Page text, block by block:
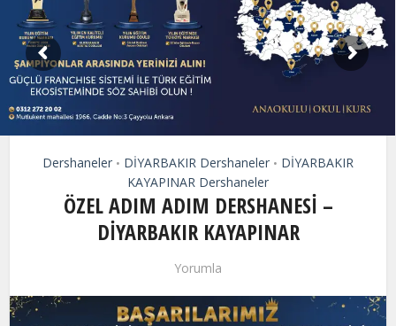
Dershaneler • DİYARBAKIR Dershaneler • DİYARBAKIR
KAYAPINAR Dershaneler
ÖZEL ADIM ADIM DERSHANESİ –
DİYARBAKIR KAYAPINAR
Yorumla